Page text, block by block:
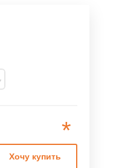
*
Хочу купить